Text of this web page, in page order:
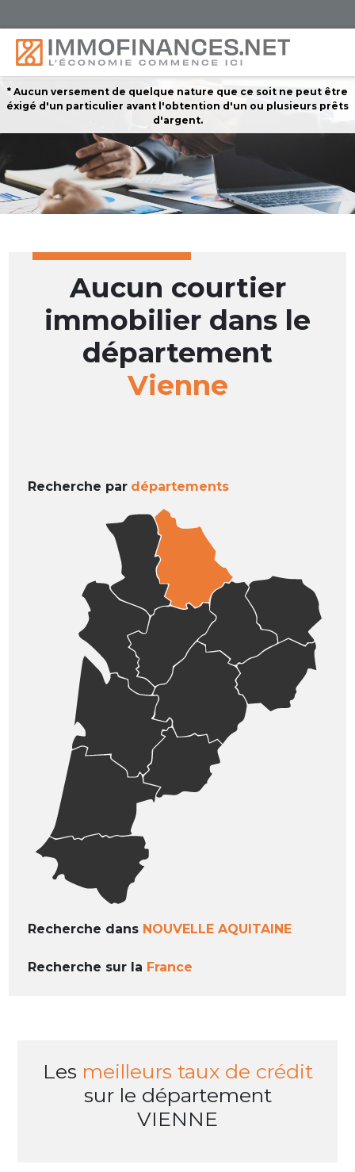
* Aucun versement de quelque nature que ce soit ne peut être
éxigé d'un particulier avant l'obtention d'un ou plusieurs prêts
d'argent.
Aucun courtier
immobilier dans le
département
Vienne
Recherche par départements
Recherche dans NOUVELLE AQUITAINE
Recherche sur la France
Les meilleurs taux de crédit
sur le département
VIENNE